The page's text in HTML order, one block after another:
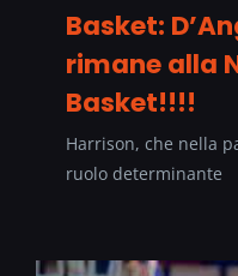
Basket:
rimane alla
Basket!!!!
Harrison, che nella
ruolo determinante